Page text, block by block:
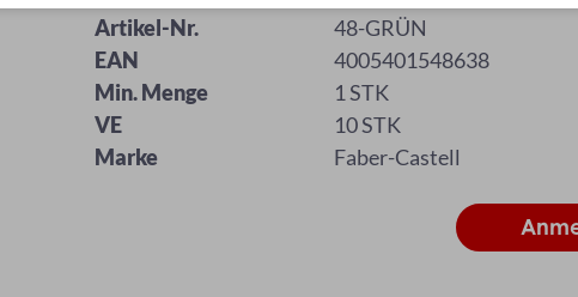
Artikel-Nr.
48-GRÜN
EAN
4005401548638
Min. Menge
1 STK
VE
10 STK
Marke
Faber-Castell